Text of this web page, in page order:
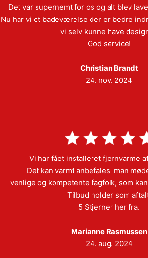
Det var supernemt for os og alt blev
Nu har vi et badeværelse der er bedre
vi selv kunne have
God service!
Christian Brandt
24. nov. 2024
Vi har fået installeret fjernvarme
Det kan varmt anbefales, man
venlige og kompetente fagfolk, som
Tilbud holder som
5 Stjerner her fra.
Marianne Rasmussen
24. aug. 2024